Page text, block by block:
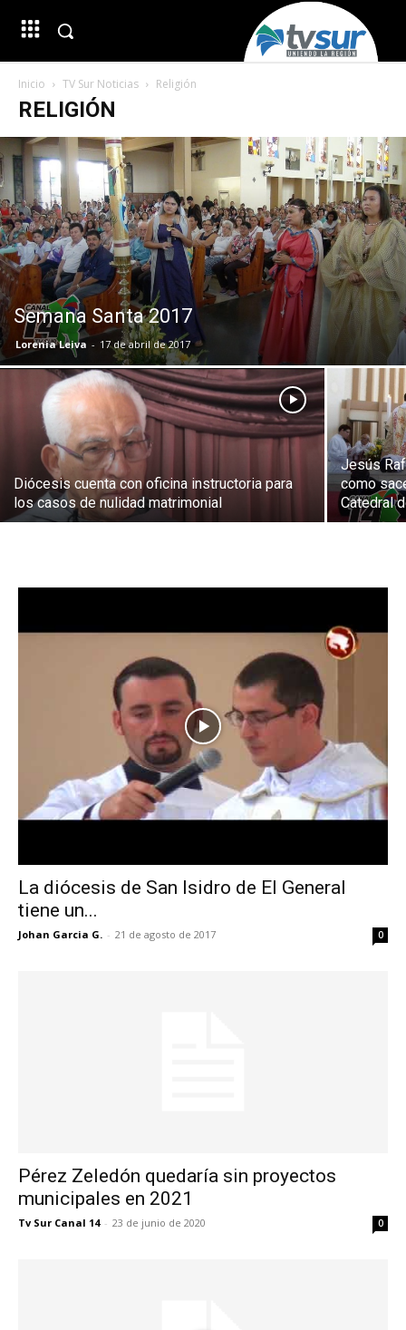
Inicio TV Sur Noticias Religión
RELIGIÓN
Semana Santa 2017
Lorenia Leiva - 17 de abril de 2017
Diócesis cuenta con oficina instructoria para
los casos de nulidad matrimonial
Jesús
como
Catedral
La diócesis de San Isidro de El General
tiene un...
Johan Garcia G. - 21 de agosto de 2017 0
Pérez Zeledón quedaría sin proyectos
municipales en 2021
Tv Sur Canal 14 - 23 de junio de 2020 0